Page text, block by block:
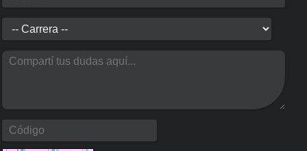
Especialización en
Ambiental
Próximamente